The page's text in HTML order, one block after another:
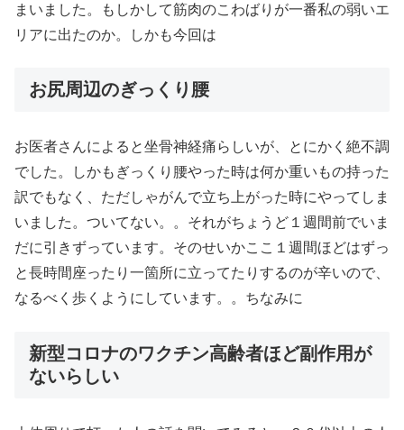
まいました。もしかして筋肉のこわばりが一番私の弱いエ
リアに出たのか。しかも今回は
お尻周辺のぎっくり腰
お医者さんによると坐骨神経痛らしいが、とにかく絶不調
でした。しかもぎっくり腰やった時は何か重いもの持った
訳でもなく、ただしゃがんで立ち上がった時にやってしま
いました。ついてない。。それがちょうど１週間前でいま
だに引きずっています。そのせいかここ１週間ほどはずっ
と長時間座ったり一箇所に立ってたりするのが辛いので、
なるべく歩くようにしています。。ちなみに
新型コロナのワクチン高齢者ほど副作用が
ないらしい